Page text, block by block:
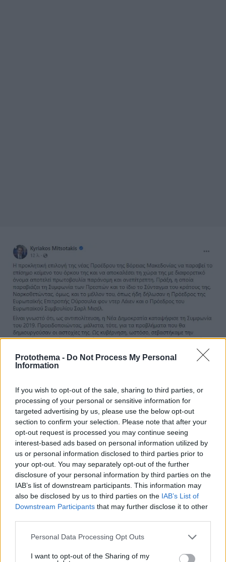
Protothema - Do Not Process My Personal
Information
If you wish to opt-out of the sale, sharing to third parties, or
processing of your personal or sensitive information for
targeted advertising by us, please use the below opt-out
section to confirm your selection. Please note that after your
opt-out request is processed you may continue seeing
interest-based ads based on personal information utilized by
us or personal information disclosed to third parties prior to
your opt-out. You may separately opt-out of the further
disclosure of your personal information by third parties on the
IAB’s list of downstream participants. This information may
also be disclosed by us to third parties on the IAB’s List of
Downstream Participants that may further disclose it to other
Please note that this website/app uses one or more Google
not limited to your visit or usage behaviour. You may click to
Personal Data Processing Opt Outs
I want to opt-out of the Sharing of my
Η ανάρτηση Μητσοτάκη
Η προκλητική επιλογή της νέας Προέδρου της
Βόρειας Μακεδονίας να παραβεί το επίσημο
κείμενο του όρκου της και να αποκαλέσει τη
χώρα της με διαφορετικό όνομα αποτελεί
πρωτοβουλία παράνομη και ανεπίτρεπτη.